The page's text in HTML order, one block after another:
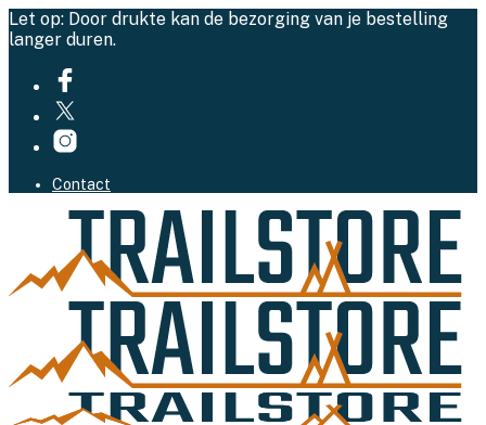
Let op: Door drukte kan de bezorging van je bestelling
langer duren.
Contact